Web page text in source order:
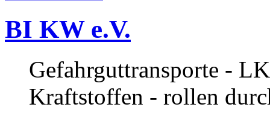
BI KW e.V.
Gefahrguttransporte -
Kraftstoffen - rollen